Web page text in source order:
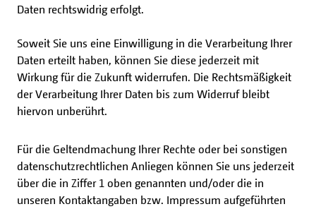
Daten rechtswidrig erfolgt.
Soweit Sie uns eine Einwilligung in die Verarbeitung Ihrer
Daten erteilt haben, können Sie diese jederzeit mit
Wirkung für die Zukunft widerrufen. Die Rechtsmäßigkeit
der Verarbeitung Ihrer Daten bis zum Widerruf bleibt
hiervon unberührt.
Für die Geltendmachung Ihrer Rechte oder bei sonstigen
datenschutzrechtlichen Anliegen können Sie uns jederzeit
über die in Ziffer 1 oben genannten und/oder die in
unseren Kontaktangaben bzw. Impressum aufgeführten